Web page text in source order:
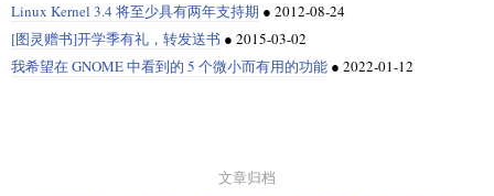
Linux Kernel 3.4 将至少具有两年支持期 ● 2012-08-24
[图灵赠书]开学季有礼，转发送书 ● 2015-03-02
我希望在 GNOME 中看到的 5 个微小而有用的功能 ● 2022-01-12
文章归档